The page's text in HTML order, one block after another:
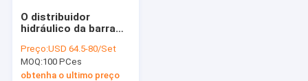
O distribuidor
hidráulico da barra
componentes da
precisão
Preço:USD 64.5-80/Set
MOQ:100 PCes
obtenha o ultimo preço